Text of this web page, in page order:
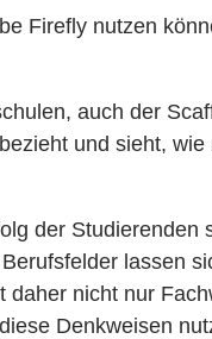
Firefly nutzen
auch der
und sieht,
der
lassen
nicht nur
Denkweisen